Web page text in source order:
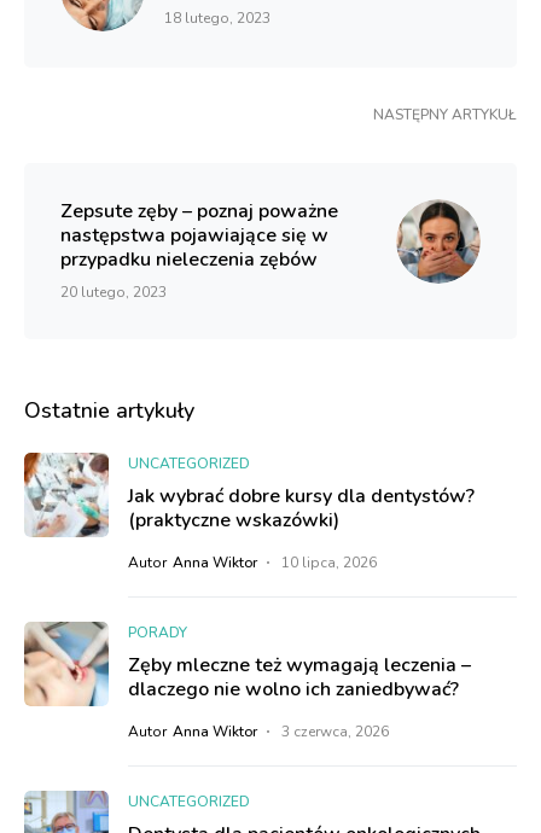
18 lutego, 2023
NASTĘPNY ARTYKUŁ
Zepsute zęby – poznaj poważne
następstwa pojawiające się w
przypadku nieleczenia zębów
20 lutego, 2023
Ostatnie artykuły
UNCATEGORIZED
Jak wybrać dobre kursy dla dentystów?
(praktyczne wskazówki)
Autor Anna Wiktor 10 lipca, 2026
PORADY
Zęby mleczne też wymagają leczenia –
dlaczego nie wolno ich zaniedbywać?
Autor Anna Wiktor 3 czerwca, 2026
UNCATEGORIZED